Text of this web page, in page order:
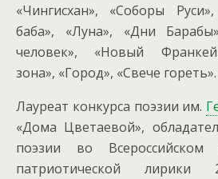
«Чингисхан», «Соборы
баба», «Луна», «Дни
человек», «Новый
зона», «Город», «Свече гореть».
Лауреат конкурса поэзии им.
«Дома Цветаевой»,
поэзии во Всероссийском
патриотической лирики